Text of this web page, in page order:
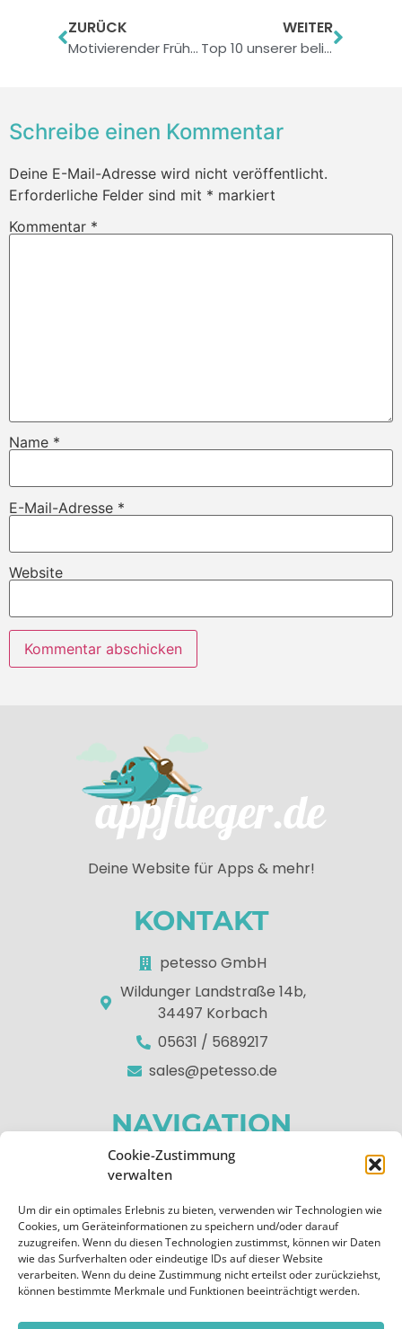
Cookie-Zustimmung
verwalten
Um dir ein optimales Erlebnis zu bieten, verwenden wir Technologien wie
Cookies, um Geräteinformationen zu speichern und/oder darauf
zuzugreifen. Wenn du diesen Technologien zustimmst, können wir Daten
wie das Surfverhalten oder eindeutige IDs auf dieser Website
verarbeiten. Wenn du deine Zustimmung nicht erteilst oder zurückziehst,
können bestimmte Merkmale und Funktionen beeinträchtigt werden.
ZURÜCK
Motivierender Frühling: Lust auf leckere und gesunde Küche?
WEITER
Top 10 unserer beliebtesten Artikel des letzten Jahres
Schreibe einen Kommentar
Deine E-Mail-Adresse wird nicht veröffentlicht.
Erforderliche Felder sind mit * markiert
Kommentar *
Name *
E-Mail-Adresse *
Website
Deine Website für Apps & mehr!
KONTAKT
petesso GmbH
Wildunger Landstraße 14b,
34497 Korbach
05631 / 5689217
sales@petesso.de
NAVIGATION
Home
Apps
Kontakt
RECHTLICHES